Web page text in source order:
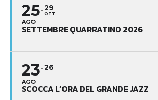
25
AGO
29
OTT
SETTEMBRE QUARRATINO 2026
23
AGO
26
SCOCCA L’ORA DEL GRANDE JAZZ